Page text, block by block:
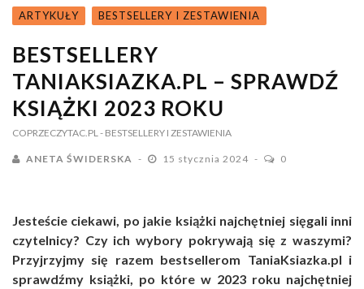
ARTYKUŁY BESTSELLERY I ZESTAWIENIA
BESTSELLERY
TANIAKSIAZKA.PL – SPRAWDŹ
KSIĄŻKI 2023 ROKU
COPRZECZYTAC.PL - BESTSELLERY I ZESTAWIENIA
ANETA ŚWIDERSKA 15 stycznia 2024 0
Jesteście ciekawi, po jakie książki najchętniej sięgali inni
czytelnicy? Czy ich wybory pokrywają się z waszymi?
Przyjrzyjmy się razem bestsellerom TaniaKsiazka.pl i
sprawdźmy książki, po które w 2023 roku najchętniej